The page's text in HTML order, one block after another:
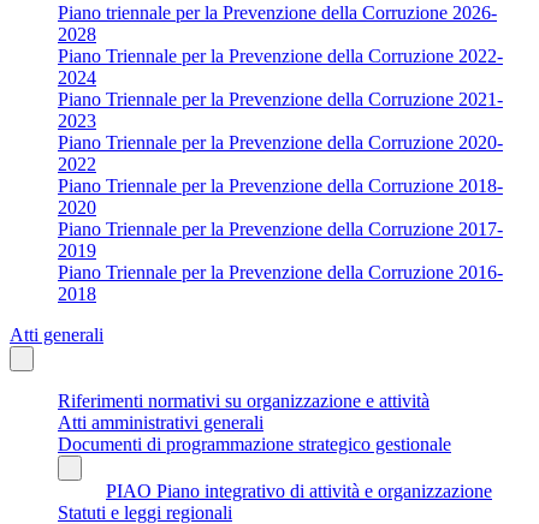
Piano triennale per la Prevenzione della Corruzione 2026-
2028
Piano Triennale per la Prevenzione della Corruzione 2022-
2024
Piano Triennale per la Prevenzione della Corruzione 2021-
2023
Piano Triennale per la Prevenzione della Corruzione 2020-
2022
Piano Triennale per la Prevenzione della Corruzione 2018-
2020
Piano Triennale per la Prevenzione della Corruzione 2017-
2019
Piano Triennale per la Prevenzione della Corruzione 2016-
2018
Atti generali
Riferimenti normativi su organizzazione e attività
Atti amministrativi generali
Documenti di programmazione strategico gestionale
PIAO Piano integrativo di attività e organizzazione
Statuti e leggi regionali